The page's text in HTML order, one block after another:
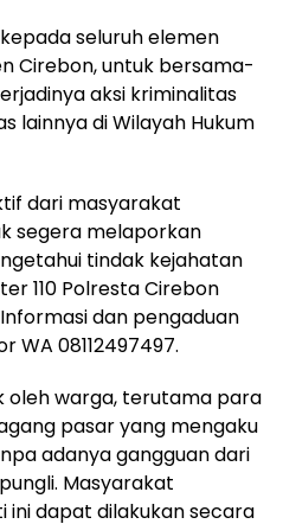
seluruh elemen
Cirebon, untuk bersama-
aksi kriminalitas
lainnya di Wilayah Hukum
dari masyarakat
segera melaporkan
tindak kejahatan
110 Polresta Cirebon
dan pengaduan
WA 08112497497.
oleh warga, terutama para
pasar yang mengaku
adanya gangguan dari
Masyarakat
dapat dilakukan secara